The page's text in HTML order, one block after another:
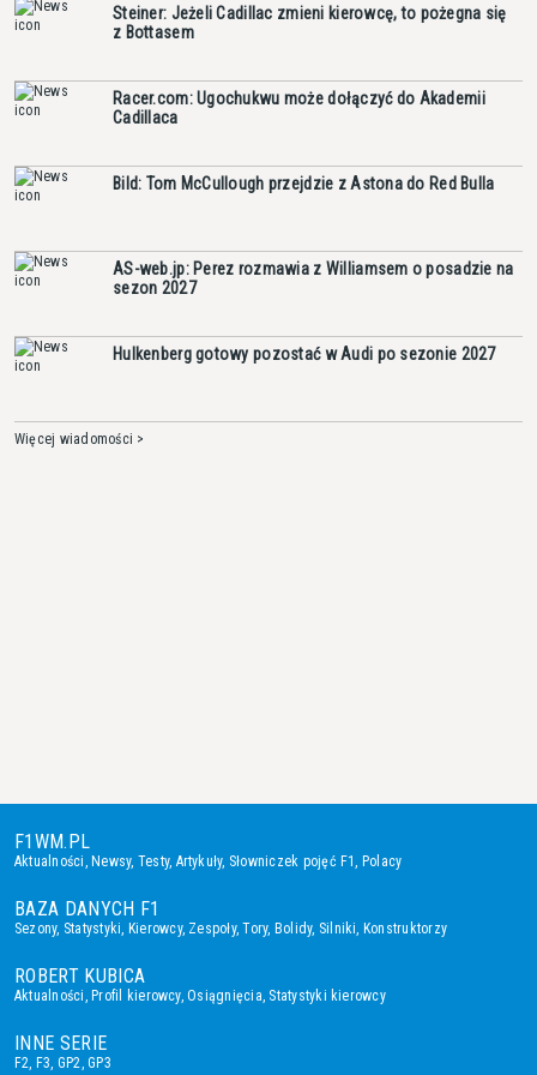
Steiner: Jeżeli Cadillac zmieni kierowcę, to pożegna się
z Bottasem
Racer.com: Ugochukwu może dołączyć do Akademii
Cadillaca
Bild: Tom McCullough przejdzie z Astona do Red Bulla
AS-web.jp: Perez rozmawia z Williamsem o posadzie na
sezon 2027
Hulkenberg gotowy pozostać w Audi po sezonie 2027
Więcej wiadomości >
F1WM.PL
Aktualności, Newsy, Testy, Artykuły, Słowniczek pojęć F1, Polacy
BAZA DANYCH F1
Sezony, Statystyki, Kierowcy, Zespoły,Tory, Bolidy, Silniki, Konstruktorzy
ROBERT KUBICA
Aktualności, Profil kierowcy,Osiągnięcia, Statystyki kierowcy
INNE SERIE
F2, F3, GP2,GP3